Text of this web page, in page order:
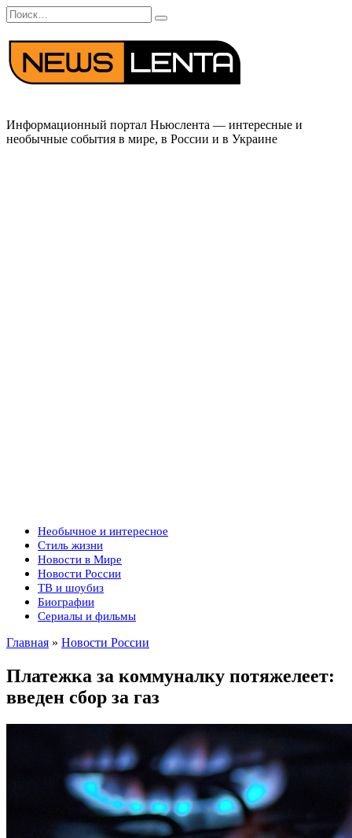
Перейти
к
содержанию
Search
for:
Информационный портал Ньюслента — интересные и
необычные события в мире, в России и в Украине
Необычное и интересное
Стиль жизни
Новости в Мире
Новости России
ТВ и шоубиз
Биографии
Сериалы и фильмы
Главная » Новости России
Платежка за коммуналку потяжелеет:
введен сбор за газ